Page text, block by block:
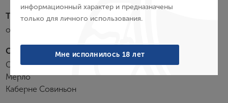
Температура подачи:
от 16 до 18 °С
Сортовой состав:
Санджовезе
Мерло
Каберне Совиньон
информационный характер и предназначены
только для личного использования.
Мне исполнилось 18 лет
Войти
Создание учетной записи